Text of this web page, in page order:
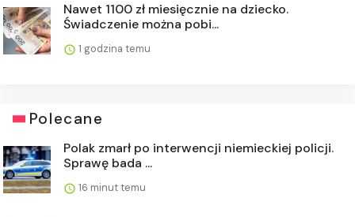
Nawet 1100 zł miesięcznie na dziecko.
Świadczenie można pobi...
1 godzina temu
Polecane
Polak zmarł po interwencji niemieckiej policji.
Sprawę bada ...
16 minut temu